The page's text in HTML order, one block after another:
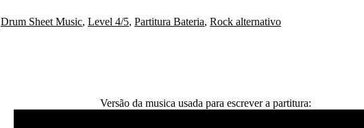
Drum Sheet Music, Level 4/5, Partitura Bateria, Rock alternativo
Versão da musica usada para escrever a partitura: